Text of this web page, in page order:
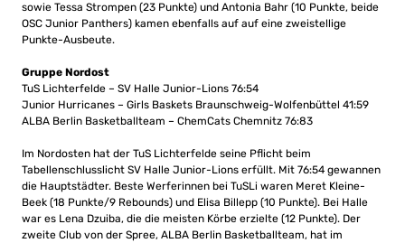
sowie Tessa Strompen (23 Punkte) und Antonia Bahr (10 Punkte, beide
OSC Junior Panthers) kamen ebenfalls auf auf eine zweistellige
Punkte-Ausbeute.
Gruppe Nordost
TuS Lichterfelde – SV Halle Junior-Lions 76:54
Junior Hurricanes – Girls Baskets Braunschweig-Wolfenbüttel 41:59
ALBA Berlin Basketballteam – ChemCats Chemnitz 76:83
Im Nordosten hat der TuS Lichterfelde seine Pflicht beim
Tabellenschlusslicht SV Halle Junior-Lions erfüllt. Mit 76:54 gewannen
die Hauptstädter. Beste Werferinnen bei TuSLi waren Meret Kleine-
Beek (18 Punkte/9 Rebounds) und Elisa Billepp (10 Punkte). Bei Halle
war es Lena Dzuiba, die die meisten Körbe erzielte (12 Punkte). Der
zweite Club von der Spree, ALBA Berlin Basketballteam, hat im